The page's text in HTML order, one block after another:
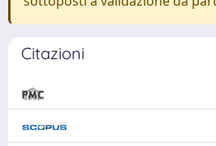
Citazioni